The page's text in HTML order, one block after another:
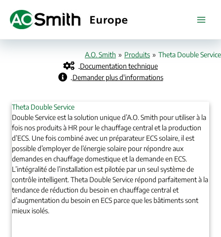
content
A.O. Smith » Produits » Theta Double Service
Documentation technique
Demander plus d'informations
Theta Double Service
Double Service est la solution unique d’A.O. Smith pour utiliser à la
fois nos produits à HR pour le chauffage central et la production
d’ECS. Une fois combiné avec un préparateur ECS solaire, il est
possible d’employer de l’énergie solaire pour répondre aux
demandes en chauffage domestique et la demande en ECS.
L’intégralité de l’installation est pilotée par un seul système de
contrôle intelligent. Theta Double Service répond parfaitement à la
tendance de réduction du besoin en chauffage central et
d’augmentation du besoin en ECS parce que les bâtiments sont
mieux isolés.